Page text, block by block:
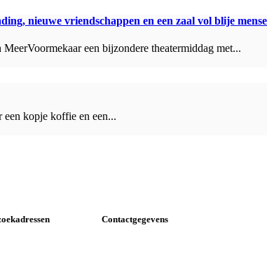
nieuwe vriendschappen en een zaal vol blije
een bijzondere theatermiddag met...
kopje koffie en een...
Contactgegevens